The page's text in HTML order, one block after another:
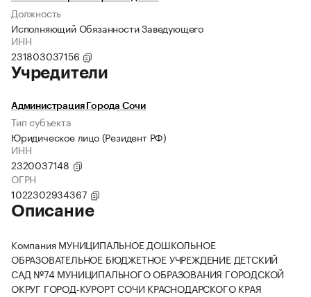
Должность
Исполняющий Обязанности Заведующего
ИНН
231803037156
Учредители
Администрация Города Сочи
Тип субъекта
Юридическое лицо (Резидент РФ)
ИНН
2320037148
ОГРН
1022302934367
Описание
Компания МУНИЦИПАЛЬНОЕ ДОШКОЛЬНОЕ
ОБРАЗОВАТЕЛЬНОЕ БЮДЖЕТНОЕ УЧРЕЖДЕНИЕ ДЕТСКИЙ
САД №74 МУНИЦИПАЛЬНОГО ОБРАЗОВАНИЯ ГОРОДСКОЙ
ОКРУГ ГОРОД-КУРОРТ СОЧИ КРАСНОДАРСКОГО КРАЯ